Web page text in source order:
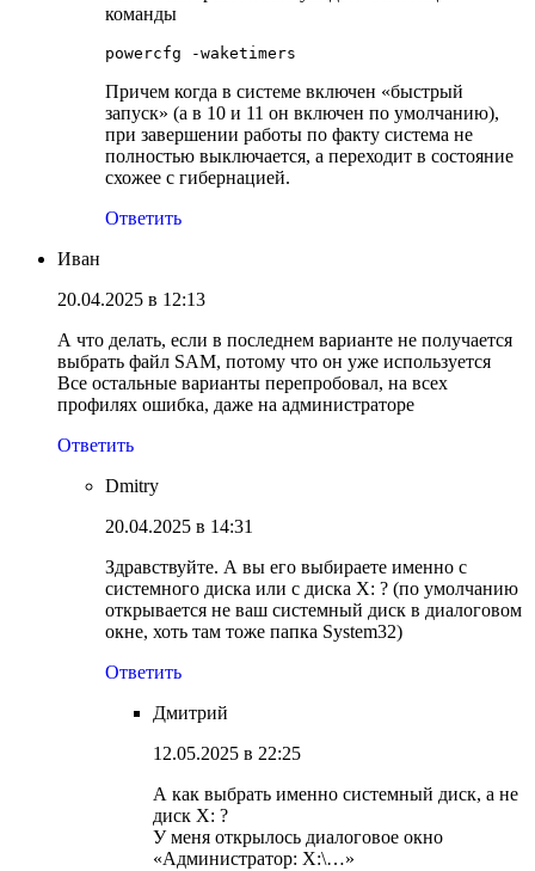
команды
powercfg -waketimers
Причем когда в системе включен «быстрый
запуск» (а в 10 и 11 он включен по умолчанию),
при завершении работы по факту система не
полностью выключается, а переходит в состояние
схожее с гибернацией.
Ответить
Иван
20.04.2025 в 12:13
А что делать, если в последнем варианте не получается
выбрать файл SAM, потому что он уже используется
Все остальные варианты перепробовал, на всех
профилях ошибка, даже на администраторе
Ответить
Dmitry
20.04.2025 в 14:31
Здравствуйте. А вы его выбираете именно с
системного диска или с диска X: ? (по умолчанию
открывается не ваш системный диск в диалоговом
окне, хоть там тоже папка System32)
Ответить
Дмитрий
12.05.2025 в 22:25
А как выбрать именно системный диск, а не
диск X: ?
У меня открылось диалоговое окно
«Администратор: X:\…»